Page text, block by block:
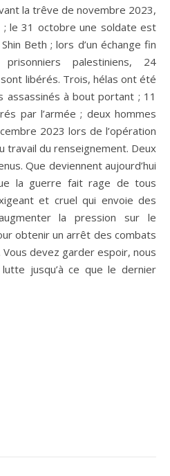
la trêve de novembre 2023,
le 31 octobre une soldate est
Beth ; lors d’un échange fin
palestiniens, 24
libérés. Trois, hélas ont été
à bout portant ; 11
par l’armée ; deux hommes
2023 lors de l’opération
travail du renseignement. Deux
Que deviennent aujourd’hui
la guerre fait rage de tous
et cruel qui envoie des
la pression sur le
obtenir un arrêt des combats
devez garder espoir, nous
jusqu’à ce que le dernier